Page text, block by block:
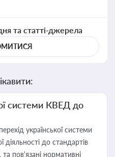
та статті-джерела
системи КВЕД до
української системи
діяльності до стандартів
пов'язані нормативні